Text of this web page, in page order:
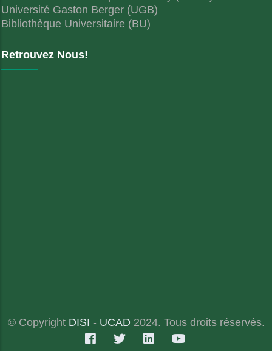
Université Gaston Berger (UGB)
Bibliothèque Universitaire (BU)
Retrouvez Nous!
© Copyright DISI - UCAD 2024. Tous droits réservés.